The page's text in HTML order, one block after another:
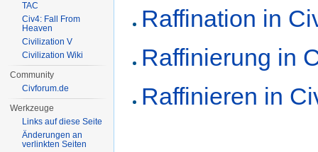
Raffination in
Raffinierung in
Raffinieren in
TAC
Civ4: Fall From
Heaven
Civilization V
Civilization Wiki
Community
Civforum.de
Werkzeuge
Links auf diese Seite
Änderungen an
verlinkten Seiten